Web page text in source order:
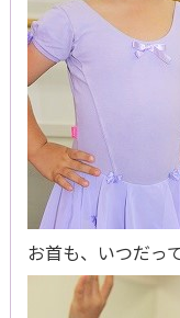
お首も、いつだっ